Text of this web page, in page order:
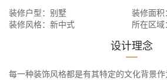
装修户型：别墅
装修面
装修风格：新中式
所在区域
设计理念
每一种装饰风格都是有其特定的文化背景